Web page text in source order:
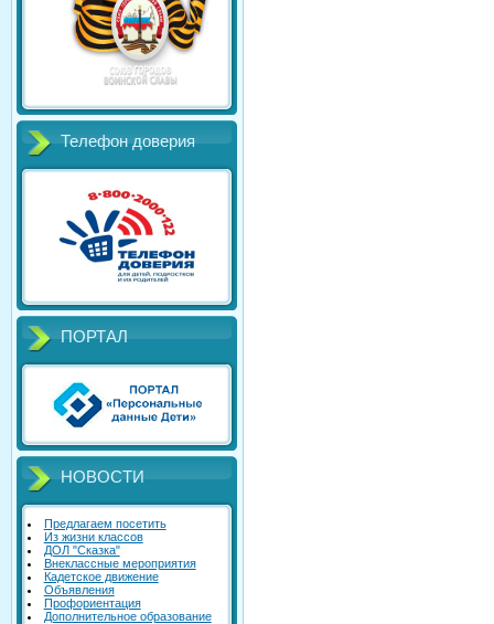
Телефон доверия
ПОРТАЛ
НОВОСТИ
Предлагаем посетить
Из жизни классов
ДОЛ "Сказка"
Внеклассные мероприятия
Кадетское движение
Объявления
Профориентация
Дополнительное образование